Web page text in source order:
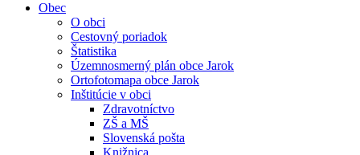
Obec
O obci
Cestovný poriadok
Štatistika
Územnosmerný plán obce Jarok
Ortofotomapa obce Jarok
Inštitúcie v obci
Zdravotníctvo
ZŠ a MŠ
Slovenská pošta
Knižnica